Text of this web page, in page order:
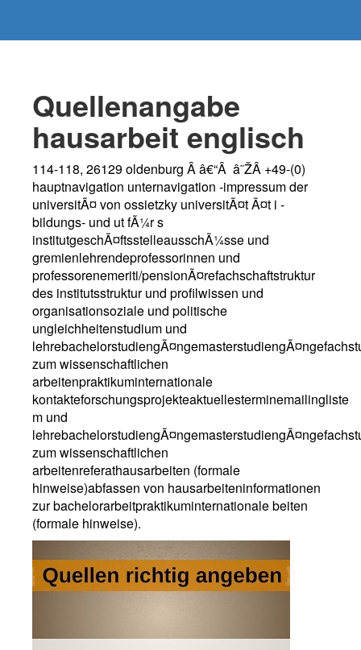
Quellenangabe
hausarbeit englisch
114-118, 26129 oldenburg Â â€“Â â˜ŽÂ +49-(0)
hauptnavigation unternavigation -impressum der
universitÃ¤ von ossietzky universitÃ¤t Ã¤t i -
bildungs- und ut fÃ¼r s
institutgeschÃ¤ftsstelleausschÃ¼sse und
gremienlehrendeprofessorinnen und
professorenemeriti/pensionÃ¤refachschaftstruktur
des institutsstruktur und profilwissen und
organisationsoziale und politische
ungleichheitenstudium und
zum wissenschaftlichen
arbeitenpraktikuminternationale
kontakteforschungsprojekteaktuellesterminemailingliste
m und
zum wissenschaftlichen
arbeitenreferathausarbeiten (formale
hinweise)abfassen von hausarbeiteninformationen
zur bachelorarbeitpraktikuminternationale beiten
(formale hinweise).